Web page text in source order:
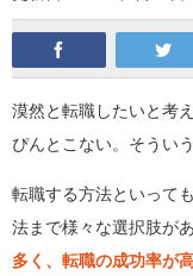
facebook twitter
漠然と転職したいと考
ぴんとこない。そうい
転職する方法といって
法まで様々な選択肢が
多く、転職の成功率が